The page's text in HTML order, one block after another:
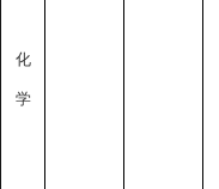
化
学